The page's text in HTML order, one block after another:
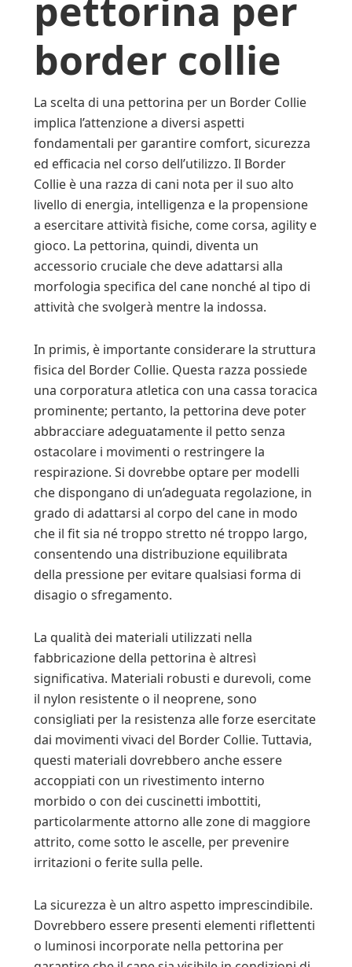
pettorina per
border collie
La scelta di una pettorina per un Border Collie
implica l’attenzione a diversi aspetti
fondamentali per garantire comfort, sicurezza
ed efficacia nel corso dell’utilizzo. Il Border
Collie è una razza di cani nota per il suo alto
livello di energia, intelligenza e la propensione
a esercitare attività fisiche, come corsa, agility e
gioco. La pettorina, quindi, diventa un
accessorio cruciale che deve adattarsi alla
morfologia specifica del cane nonché al tipo di
attività che svolgerà mentre la indossa.
In primis, è importante considerare la struttura
fisica del Border Collie. Questa razza possiede
una corporatura atletica con una cassa toracica
prominente; pertanto, la pettorina deve poter
abbracciare adeguatamente il petto senza
ostacolare i movimenti o restringere la
respirazione. Si dovrebbe optare per modelli
che dispongano di un’adeguata regolazione, in
grado di adattarsi al corpo del cane in modo
che il fit sia né troppo stretto né troppo largo,
consentendo una distribuzione equilibrata
della pressione per evitare qualsiasi forma di
disagio o sfregamento.
La qualità dei materiali utilizzati nella
fabbricazione della pettorina è altresì
significativa. Materiali robusti e durevoli, come
il nylon resistente o il neoprene, sono
consigliati per la resistenza alle forze esercitate
dai movimenti vivaci del Border Collie. Tuttavia,
questi materiali dovrebbero anche essere
accoppiati con un rivestimento interno
morbido o con dei cuscinetti imbottiti,
particolarmente attorno alle zone di maggiore
attrito, come sotto le ascelle, per prevenire
irritazioni o ferite sulla pelle.
La sicurezza è un altro aspetto imprescindibile.
Dovrebbero essere presenti elementi riflettenti
o luminosi incorporate nella pettorina per